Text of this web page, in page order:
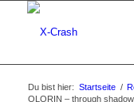
Du bist hier: Startseite /
OLORIN – through